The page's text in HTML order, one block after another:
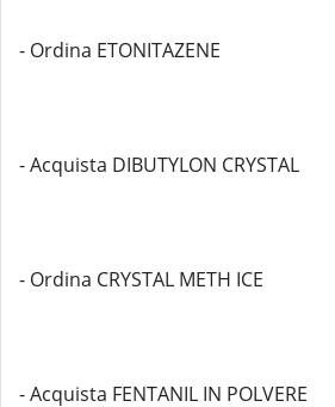
- Ordina ETONITAZENE
- Acquista DIBUTYLON CRYSTAL
- Ordina CRYSTAL METH ICE
- Acquista FENTANIL IN POLVERE